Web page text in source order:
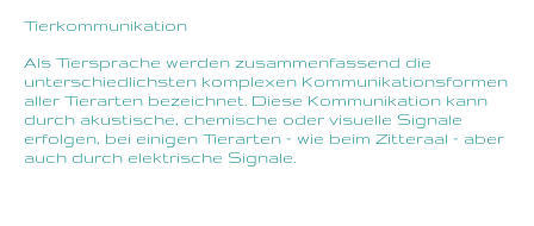
Tierkommunikation
Als Tiersprache werden zusammenfassend die
unterschiedlichsten komplexen Kommunikationsformen
aller Tierarten bezeichnet. Diese Kommunikation kann
durch akustische, chemische oder visuelle Signale
erfolgen, bei einigen Tierarten – wie beim Zitteraal – aber
auch durch elektrische Signale.